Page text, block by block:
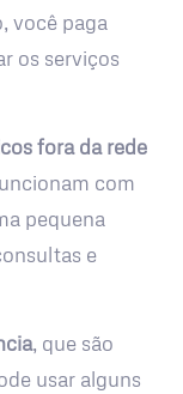
você paga
os serviços
fora da rede
com
pequena
e
, que são
usar alguns